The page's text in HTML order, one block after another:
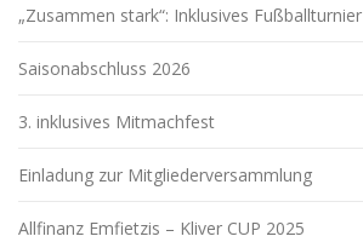
„Zusammen stark“: Inklusives Fußballturnier
Saisonabschluss 2026
3. inklusives Mitmachfest
Einladung zur Mitgliederversammlung
Allfinanz Emfietzis – Kliver CUP 2025